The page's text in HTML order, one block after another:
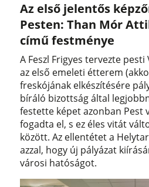
Az első jelentős
Pesten: Than Mór
című festménye
A Feszl Frigyes tervezte
az első emeleti étterem
freskójának elkészítésére
bíráló bizottság által
festette képet azonban Pest
fogadta el, s ez éles vitát
között. Az ellentétet a
azzal, hogy új pályázat
városi hatóságot.